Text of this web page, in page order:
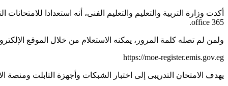
office 365.
ولمن لم تصله كلمة المرور، يمكنه الاستعلام من خلال الموقع
https://moe-register.emis.gov.eg
يهدف الامتحان التدريبى إلى اختبار الشبكات وأجهزة التابلت